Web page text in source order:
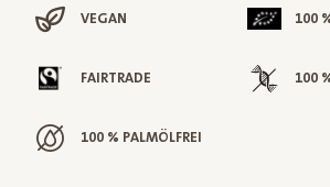
VEGAN 100
FAIRTRADE 100
100 % PALMÖLFREI